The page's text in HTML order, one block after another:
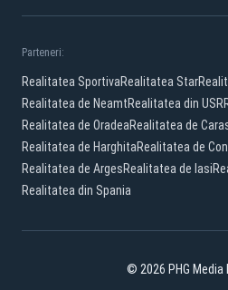
Parteneri:
Realitatea SportivaRealitatea Star
Realitatea de NeamtRealitatea din USR
Realitatea de OradeaRealitatea de
Realitatea de HarghitaRealitatea de
Realitatea de ArgesRealitatea de Iasi
Realitatea din Spania
© 2026 PHG Media